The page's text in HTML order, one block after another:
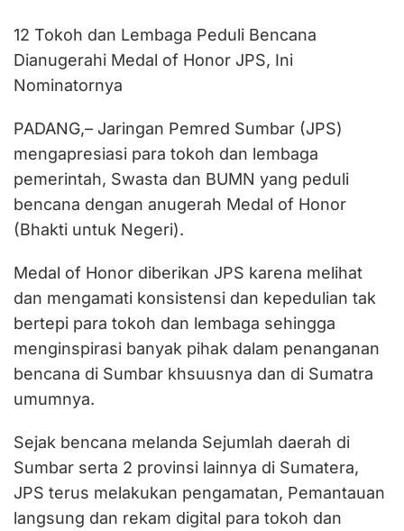
12 Tokoh dan Lembaga Peduli Bencana
Dianugerahi Medal of Honor JPS, Ini
Nominatornya
PADANG,– Jaringan Pemred Sumbar (JPS)
mengapresiasi para tokoh dan lembaga
pemerintah, Swasta dan BUMN yang peduli
bencana dengan anugerah Medal of Honor
(Bhakti untuk Negeri).
Medal of Honor diberikan JPS karena melihat
dan mengamati konsistensi dan kepedulian tak
bertepi para tokoh dan lembaga sehingga
menginspirasi banyak pihak dalam penanganan
bencana di Sumbar khsuusnya dan di Sumatra
umumnya.
Sejak bencana melanda Sejumlah daerah di
Sumbar serta 2 provinsi lainnya di Sumatera,
JPS terus melakukan pengamatan, Pemantauan
langsung dan rekam digital para tokoh dan